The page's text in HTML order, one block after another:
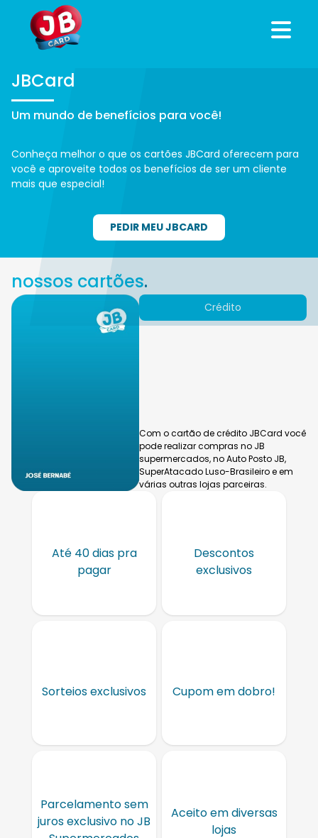
JBCard
Um mundo de benefícios para você!
Conheça melhor o que os cartões JBCard oferecem para
você e aproveite todos os benefícios de ser um cliente
mais que especial!
PEDIR MEU JBCARD
nossos cartões.
Crédito
Com o cartão de crédito JBCard você
pode realizar compras no JB
supermercados, no Auto Posto JB,
SuperAtacado Luso-Brasileiro e em
várias outras lojas parceiras.
Até 40 dias pra
pagar
Descontos
exclusivos
Sorteios exclusivos Cupom em dobro!
Parcelamento sem
juros exclusivo no JB
Aceito em diversas
lojas